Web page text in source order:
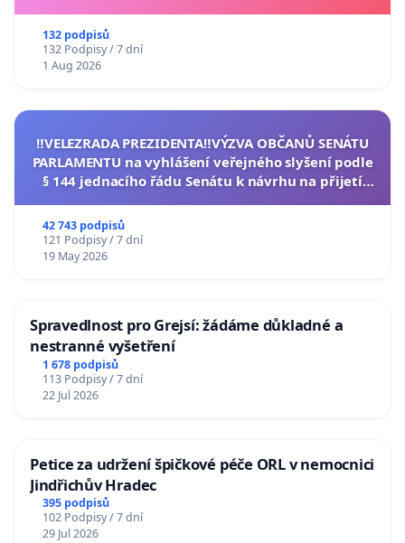
132 podpisů
132 Podpisy / 7 dní
1 Aug 2026
‼️VELEZRADA PREZIDENTA‼️VÝZVA OBČANŮ SENÁTU
PARLAMENTU na vyhlášení veřejného slyšení podle
§ 144 jednacího řádu Senátu k návrhu na přijetí
42 743 podpisů
121 Podpisy / 7 dní
19 May 2026
Spravedlnost pro Grejsí: žádáme důkladné a
nestranné vyšetření
1 678 podpisů
113 Podpisy / 7 dní
22 Jul 2026
Petice za udržení špičkové péče ORL v nemocnici
Jindřichův Hradec
395 podpisů
102 Podpisy / 7 dní
29 Jul 2026